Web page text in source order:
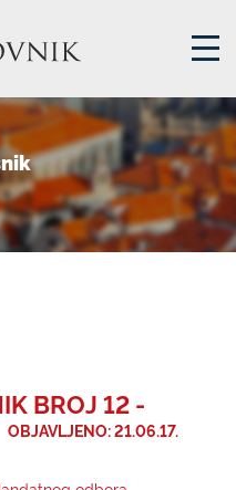
BROJ 12 -
OBJAVLJENO: 21.06.17.